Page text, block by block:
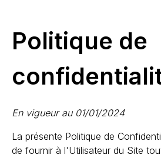
Politique de
En vigueur au 01/01/2024
La présente Politique de
de fournir à l'Utilisateur du Site